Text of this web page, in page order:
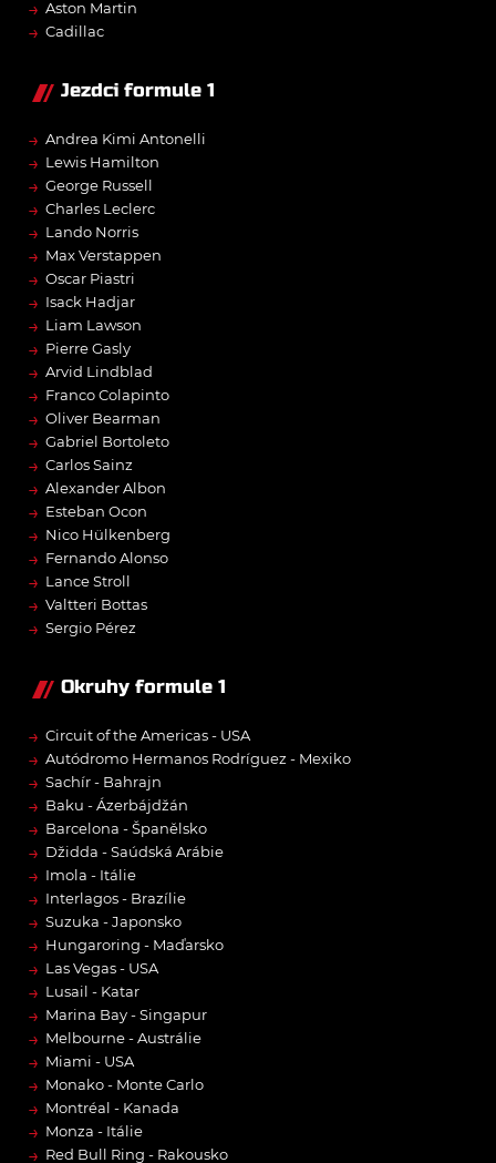
→ Aston Martin
→ Cadillac
Jezdci formule 1
→ Andrea Kimi Antonelli
→ Lewis Hamilton
→ George Russell
→ Charles Leclerc
→ Lando Norris
→ Max Verstappen
→ Oscar Piastri
→ Isack Hadjar
→ Liam Lawson
→ Pierre Gasly
→ Arvid Lindblad
→ Franco Colapinto
→ Oliver Bearman
→ Gabriel Bortoleto
→ Carlos Sainz
→ Alexander Albon
→ Esteban Ocon
→ Nico Hülkenberg
→ Fernando Alonso
→ Lance Stroll
→ Valtteri Bottas
→ Sergio Pérez
Okruhy formule 1
→ Circuit of the Americas - USA
→ Autódromo Hermanos Rodríguez - Mexiko
→ Sachír - Bahrajn
→ Baku - Ázerbájdžán
→ Barcelona - Španělsko
→ Džidda - Saúdská Arábie
→ Imola - Itálie
→ Interlagos - Brazílie
→ Suzuka - Japonsko
→ Hungaroring - Maďarsko
→ Las Vegas - USA
→ Lusail - Katar
→ Marina Bay - Singapur
→ Melbourne - Austrálie
→ Miami - USA
→ Monako - Monte Carlo
→ Montréal - Kanada
→ Monza - Itálie
→ Red Bull Ring - Rakousko